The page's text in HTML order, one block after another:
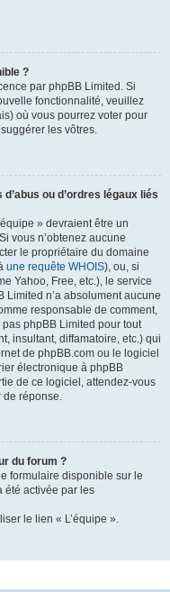
?
par phpBB Limited. Si
fonctionnalité, veuillez
où vous pourrez voter pour
les vôtres.
ou d’ordres légaux liés
» devraient être un
vous n’obtenez aucune
le propriétaire du domaine
une requête WHOIS), ou, si
Yahoo, Free, etc.), le service
Limited n’a absolument aucune
responsable de comment,
phpBB Limited pour tout
insultant, diffamatoire, etc.) qui
de phpBB.com ou le logiciel
électronique à phpBB
de ce logiciel, attendez-vous
de réponse.
du forum ?
formulaire disponible sur le
été activée par les
le lien « L’équipe ».